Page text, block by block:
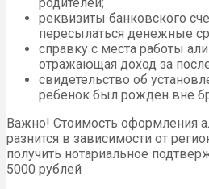
реквизиты банковского
пересылаться денежные
справку с места работы
отражающая доход за
свидетельство об
ребенок был рожден вне
Важно! Стоимость оформления
разнится в зависимости от
получить нотариальное
5000 рублей